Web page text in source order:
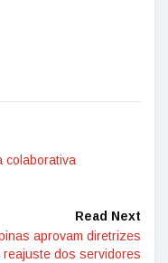
colaborativa
Read Next
aprovam diretrizes
dos servidores